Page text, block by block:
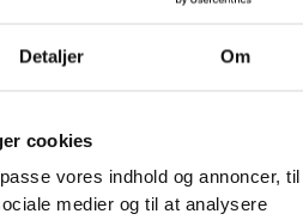
Detaljer Om
cookies
vores indhold og annoncer, til
medier og til at analysere